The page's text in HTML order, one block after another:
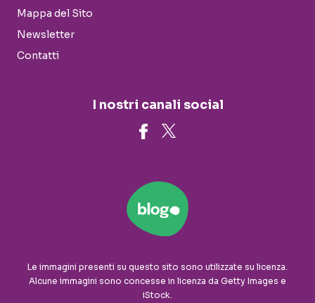
Mappa del Sito
Newsletter
Contatti
I nostri canali social
Le immagini presenti su questo sito sono utilizzate su licenza.
Alcune immagini sono concesse in licenza da Getty Images e
iStock.